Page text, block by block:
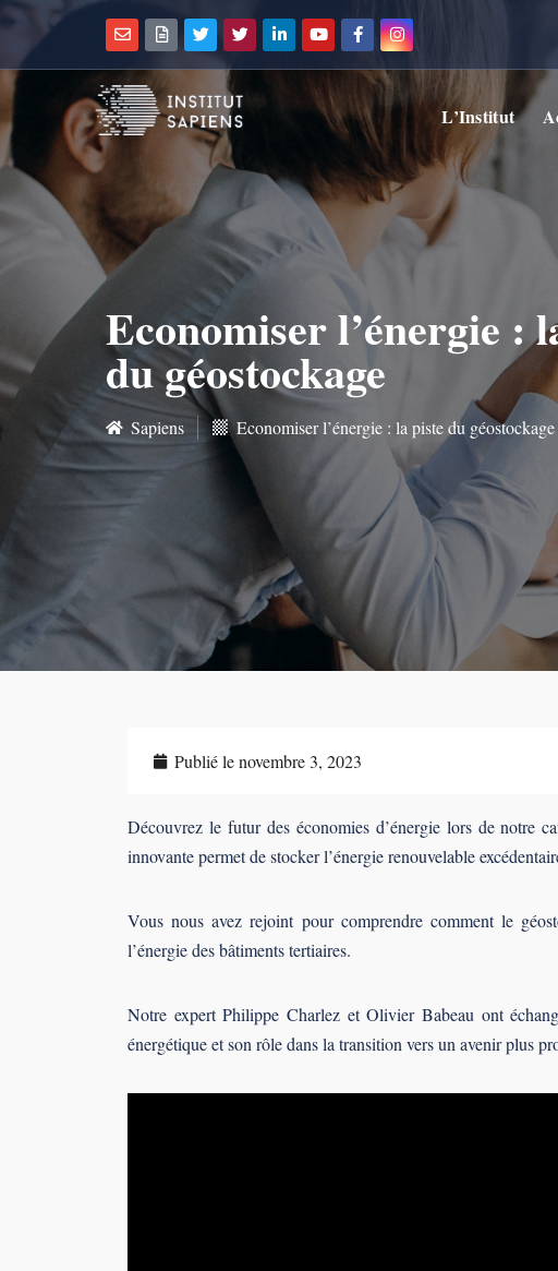
L’Institut
Economiser l’énergie :
du géostockage
Sapiens Economiser l’énergie : la piste du géostockage
Publié lenovembre 3, 2023
Découvrez le futur des économies d’énergie lors de notre
innovante permet de stocker l’énergie renouvelable
Vous nous avez rejoint pour comprendre comment le
l’énergie des bâtiments tertiaires.
Notre expert Philippe Charlez et Olivier Babeau ont
énergétique et son rôle dans la transition vers un avenir plus